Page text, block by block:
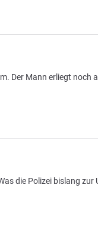
Der Mann erliegt noch
die Polizei bislang